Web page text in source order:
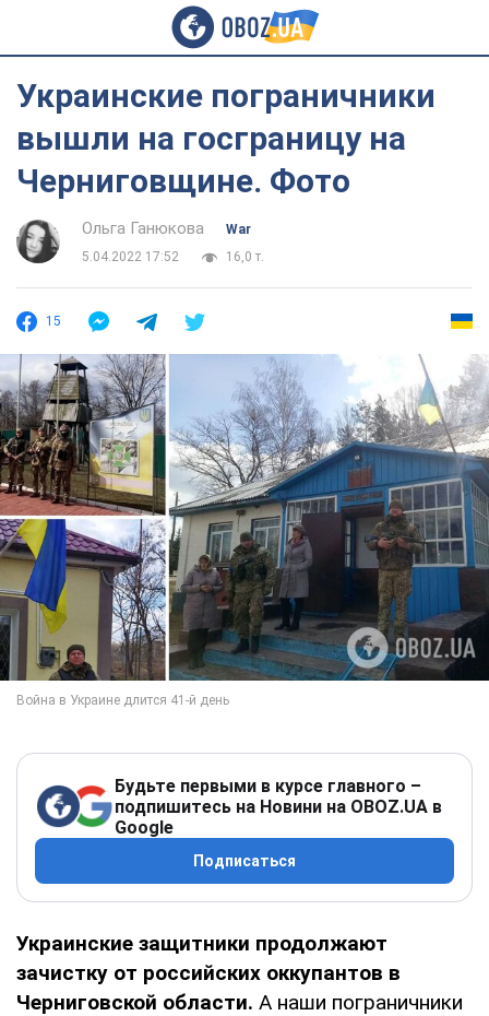
Украинские пограничники
вышли на госграницу на
Черниговщине. Фото
Ольга Ганюкова
War
5.04.2022 17:52
16,0 т.
15
Будьте первыми в курсе главного –
подпишитесь на Новини на OBOZ.UA в
Google
Подписаться
Украинские защитники продолжают
зачистку от российских оккупантов в
Черниговской области. А наши пограничники